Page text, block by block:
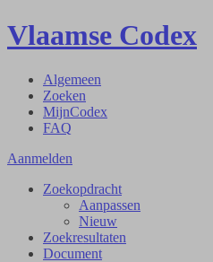
Vlaamse Codex
Algemeen
Zoeken
MijnCodex
FAQ
Aanmelden
Zoekopdracht
Aanpassen
Nieuw
Zoekresultaten
Document